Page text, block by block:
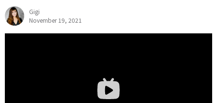
Gigi
November 19, 2021